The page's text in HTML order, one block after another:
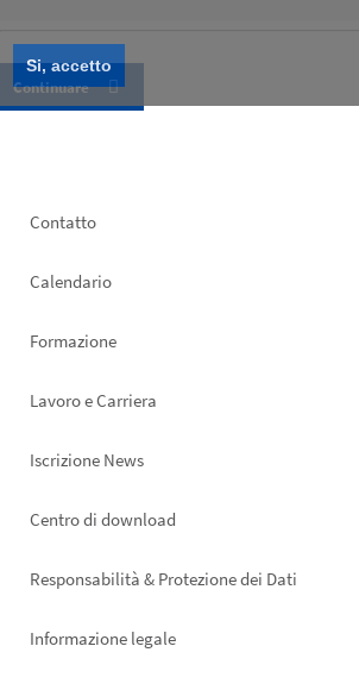
Si, accetto
Footer
Contatto
Calendario
Formazione
Lavoro e Carriera
Iscrizione News
Footer
Centro di download
Responsabilità & Protezione dei Dati
Informazione legale